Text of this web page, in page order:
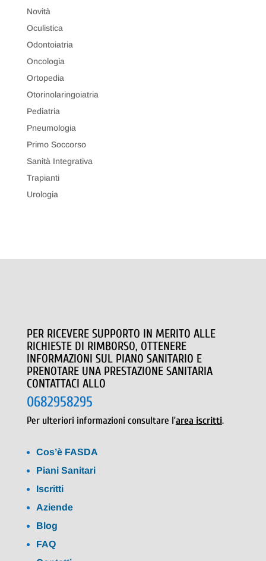
Novità
Oculistica
Odontoiatria
Oncologia
Ortopedia
Otorinolaringoiatria
Pediatria
Pneumologia
Primo Soccorso
Sanità Integrativa
Trapianti
Urologia
PER RICEVERE SUPPORTO IN MERITO ALLE
RICHIESTE DI RIMBORSO, OTTENERE
INFORMAZIONI SUL PIANO SANITARIO E
PRENOTARE UNA PRESTAZIONE SANITARIA
CONTATTACI ALLO
0682958295
Per ulteriori informazioni consultare l’area iscritti.
Cos’è FASDA
Piani Sanitari
Iscritti
Aziende
Blog
FAQ